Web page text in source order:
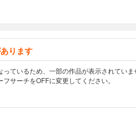
ります
ているため、一部の作品が表示されていま
サーチをOFFに変更してください。